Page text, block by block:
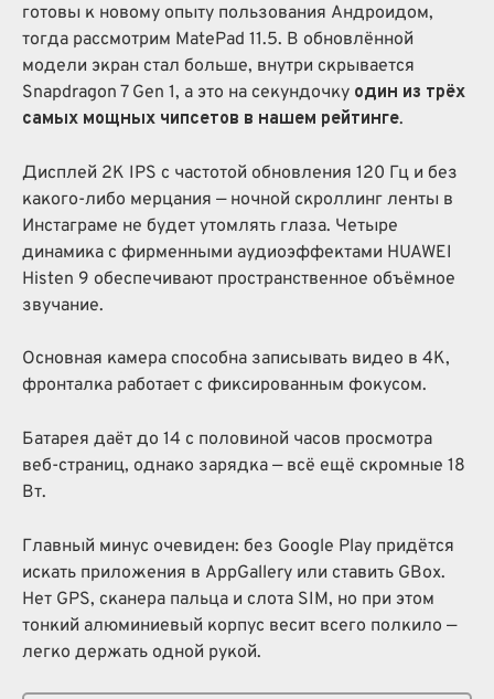
готовы к новому опыту пользования Андроидом,
тогда рассмотрим MatePad 11.5. В обновлённой
модели экран стал больше, внутри скрывается
Snapdragon 7 Gen 1, а это на секундочку один из трёх
самых мощных чипсетов в нашем рейтинге.
Дисплей 2K IPS с частотой обновления 120 Гц и без
какого-либо мерцания — ночной скроллинг ленты в
Инстаграме не будет утомлять глаза. Четыре
динамика с фирменными аудиоэффектами HUAWEI
Histen 9 обеспечивают пространственное объёмное
звучание.
Основная камера способна записывать видео в 4K,
фронталка работает с фиксированным фокусом.
Батарея даёт до 14 с половиной часов просмотра
веб-страниц, однако зарядка — всё ещё скромные 18
Вт.
Главный минус очевиден: без Google Play придётся
искать приложения в AppGallery или ставить GBox.
Нет GPS, сканера пальца и слота SIM, но при этом
тонкий алюминиевый корпус весит всего полкило —
легко держать одной рукой.